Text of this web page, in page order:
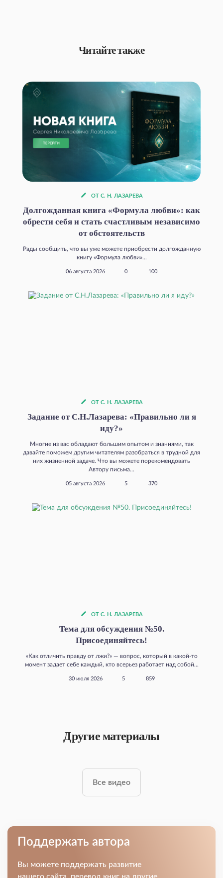
Читайте также
ОТ С. Н. ЛАЗАРЕВА
Долгожданная книга «Формула любви»: как
обрести себя и стать счастливым независимо
от обстоятельств
Рады сообщить, что вы уже можете приобрести долгожданную
книгу «Формула любви»...
06 августа 2026 0 100
ОТ С. Н. ЛАЗАРЕВА
Задание от С.Н.Лазарева: «Правильно ли я
иду?»
Многие из вас обладают большим опытом и знаниями, так
давайте поможем другим читателям разобраться в трудной для
них жизненной задаче. Что вы можете порекомендовать
Автору письма...
05 августа 2026 5 370
ОТ С. Н. ЛАЗАРЕВА
Тема для обсуждения №50.
Присоединяйтесь!
«Как отличить правду от лжи?» — вопрос, который в какой‑то
момент задает себе каждый, кто всерьез работает над собой...
30 июля 2026 5 859
Другие материалы
Все видео
Поддержать автора
Вы можете поддержать развитие